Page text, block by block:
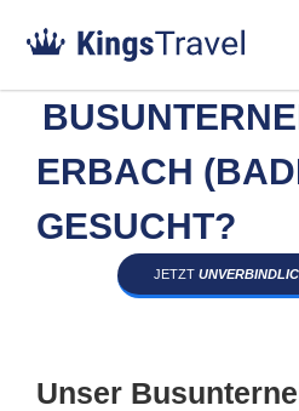
ERBACH
GESUCHT?
JETZT
Unser